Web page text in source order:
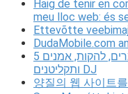
Haig de tenir en
meu lloc web: és
Ettevõtte
DudaMobile.com
5 האירוח הטוב ביותר למוזיקאים, זמרים, להקות, אמנים
ותקליטנים DJ
양질의 웹 사이트